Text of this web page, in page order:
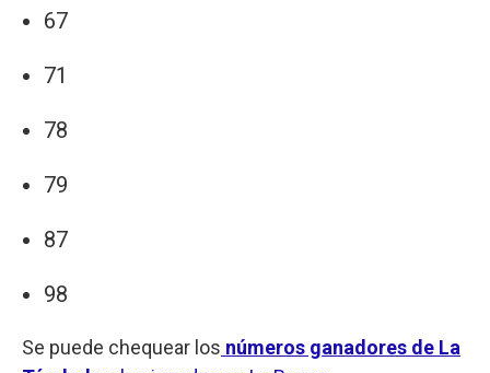
67
71
78
79
87
98
Se puede chequear los números ganadores de La